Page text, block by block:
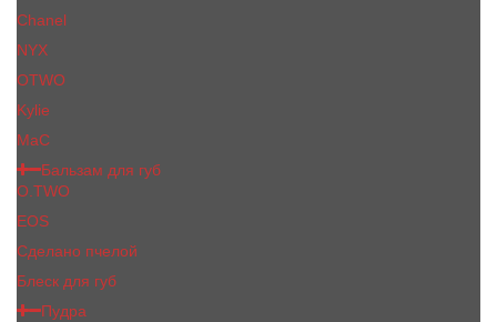
Chanel
NYX
OTWO
Kylie
МаС
Бальзам для губ
O.TWO
EOS
Сделано пчелой
Блеск для губ
Пудра